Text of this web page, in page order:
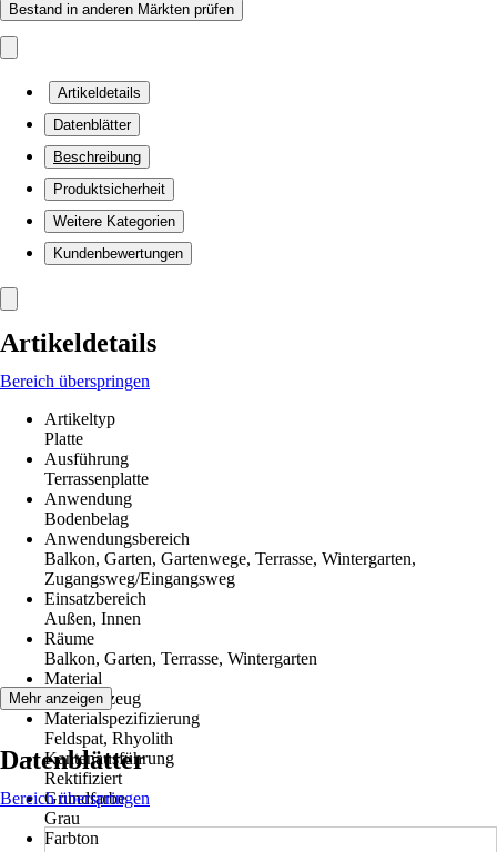
Bestand in anderen Märkten prüfen
Artikeldetails
Datenblätter
Beschreibung
Produktsicherheit
Weitere Kategorien
Kundenbewertungen
Artikeldetails
Bereich überspringen
Artikeltyp
Platte
Ausführung
Terrassenplatte
Anwendung
Bodenbelag
Anwendungsbereich
Balkon, Garten, Gartenwege, Terrasse, Wintergarten,
Zugangsweg/Eingangsweg
Einsatzbereich
Außen, Innen
Räume
Balkon, Garten, Terrasse, Wintergarten
Material
Feinsteinzeug
Materialspezifizierung
Feldspat, Rhyolith
Kantenausführung
Rektifiziert
Grundfarbe
Grau
Farbton
Mehr anzeigen
Datenblätter
Bereich überspringen